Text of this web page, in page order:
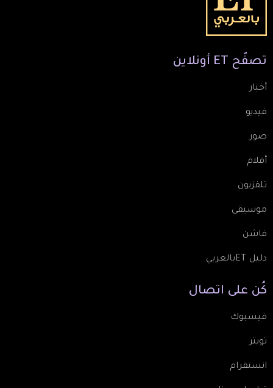
تصفّح ET أونلاين
أخبار
فيديو
صور
أفلام
تلفزيون
موسيقى
فاشن
دليل ETبالعربي
كُن على اتصال
فيسبوك
تويتر
انستقرام